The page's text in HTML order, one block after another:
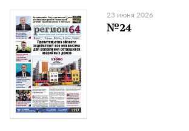
23 июня 2026
№24